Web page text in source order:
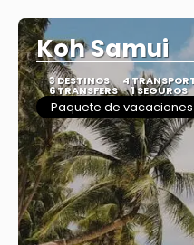
Koh Samui
3 DESTINOS 4
6 TRANSFERS 1 SEGUROS
Paquete de vacaciones